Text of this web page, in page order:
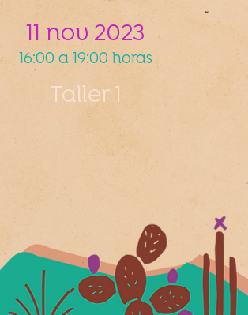
11 nov 2023
16:00 a 19:00 horas
Taller 1